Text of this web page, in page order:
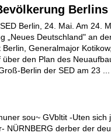
Berlins
Berlin, 24. Mai. Am 24.
„Neues Deutschland" an
Generalmajor
den Plan des
Berlin der SED am 23 ...
sou~ GVbltit -Uten sich
NÜRNBERG derber der